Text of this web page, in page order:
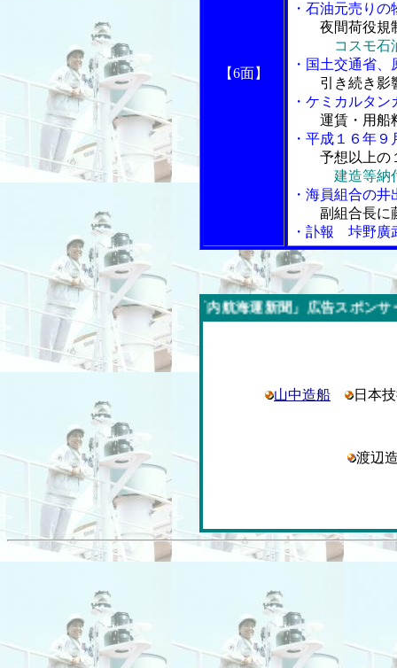
【6面】
・石油元売り
夜間荷役規
コスモ
・国土交通省
引き続き影
・ケミカルタ
運賃・用船
・平成１６年
予想以上の
建造等納
・海員組合の
副組合長に
・訃報 垰野廣
今週の「内航海運新聞」広告スポンサー企業
山中造船 日本
渡辺